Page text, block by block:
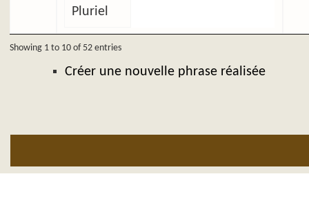
Pluriel
Showing 1 to 10 of 52 entries
Créer une nouvelle phrase réalisée